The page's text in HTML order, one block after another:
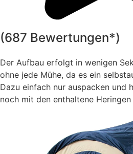
(687 Bewertungen*)
Der Aufbau erfolgt in wenigen
ohne jede Mühe, da es ein
Dazu einfach nur auspacken und
noch mit den enthaltene